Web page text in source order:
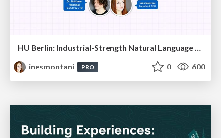
HU Berlin: Industrial-Strength Natural Language Processing with spaCy and Prodigy
inesmontani
PRO 0 600